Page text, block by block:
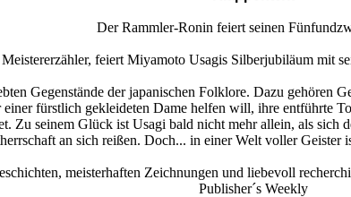
Der Rammler-Ronin feiert seinen
feiert Miyamoto Usagis Silberjubiläum mit
Gegenstände der japanischen Folklore. Dazu gehören
einer fürstlich gekleideten Dame helfen will, ihre entführte
Zu seinem Glück ist Usagi bald nicht mehr allein, als sich
an sich reißen. Doch... in einer Welt voller Geister
meisterhaften Zeichnungen und liebevoll
Publisher´s Weekly